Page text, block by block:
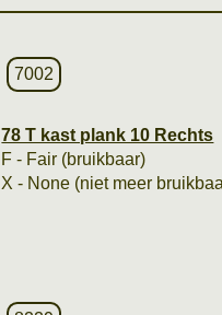
7002
78 T kast plank 10 Rechts
F - Fair (bruikbaar)
X - None (niet meer